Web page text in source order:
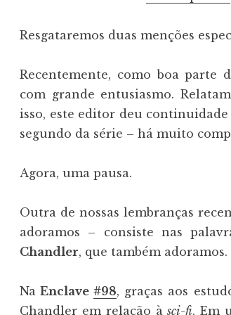
Resgataremos duas menções
Recentemente, como boa parte
com grande entusiasmo.
isso, este editor deu
segundo da série – há muito
Agora, uma pausa.
Outra de nossas lembranças
adoramos – consiste nas
Chandler, que também adoramos.
Na Enclave#98, graças aos
Chandler em relação àsci-fi. Em